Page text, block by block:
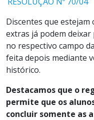
Discentes que
extras já podem
no respectivo campo
feita depois mediante
histórico.
Destacamos que o
permite que os
concluir somente as